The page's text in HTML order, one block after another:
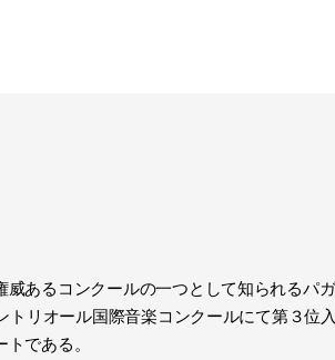
あるコンクールの一つとして知られるパ
リオール国際音楽コンクールにて第３位
である。